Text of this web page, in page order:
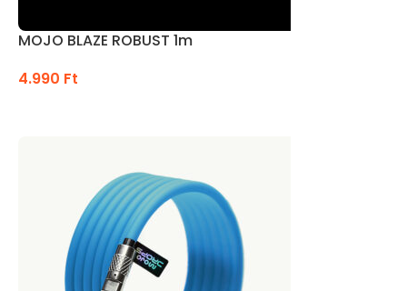
MOJO BLAZE ROBUST 1m
4.990 Ft